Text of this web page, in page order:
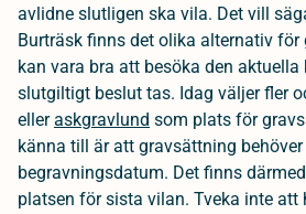
avlidne slutligen ska vila. Det vill
Burträsk finns det olika alternativ
kan vara bra att besöka den
slutgiltigt beslut tas. Idag väljer fler
elleraskgravlund som plats för
känna till är att gravsättning
begravningsdatum. Det finns
platsen för sista vilan. Tveka inte att